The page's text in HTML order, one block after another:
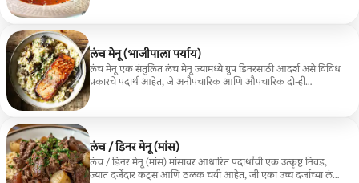
लंच मेनू (भाजीपाला पर्याय)
लंच मेनू एक संतुलित लंच मेनू ज्यामध्ये ग्रुप डिनरसाठी आदर्श असे विविध
प्रकारचे पदार्थ आहेत, जे अनौपचारिक आणि औपचारिक दोन्ही
लंच / डिनर मेनू (मांस)
लंच / डिनर मेनू (मांस) मांसावर आधारित पदार्थांची एक उत्कृष्ट निवड,
ज्यात दर्जेदार कट्स आणि ठळक चवी आहेत, जी एका उच्च दर्जाच्या लंच